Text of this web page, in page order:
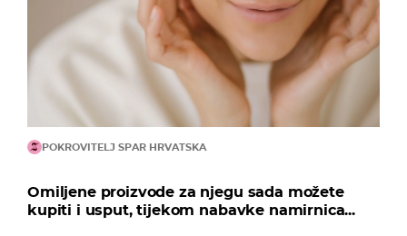
POKROVITELJ SPAR HRVATSKA
Omiljene proizvode za njegu sada možete
kupiti i usput, tijekom nabavke namirnica...